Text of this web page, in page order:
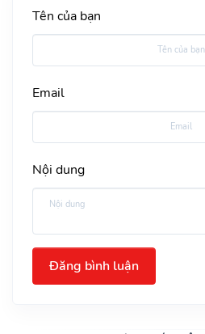
Tên của bạn
Email
Nội dung
Đăng bình luận